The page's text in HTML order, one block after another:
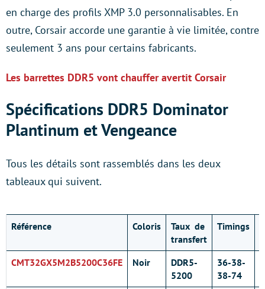
en charge des profils XMP 3.0 personnalisables. En
outre, Corsair accorde une garantie à vie limitée, contre
seulement 3 ans pour certains fabricants.
Les barrettes DDR5 vont chauffer avertit Corsair
Spécifications DDR5 Dominator
Plantinum et Vengeance
Tous les détails sont rassemblés dans les deux
tableaux qui suivent.
Référence Coloris
Taux de
transfert
Timings
CMT32GX5M2B5200C36FE
Noir
DDR5-
5200
36-38-
38-74